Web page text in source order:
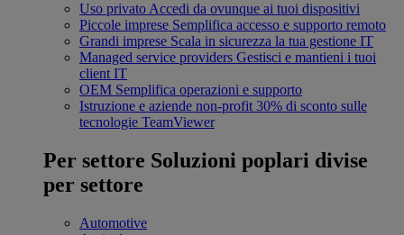
Uso privato Accedi da ovunque ai tuoi dispositivi
Piccole imprese Semplifica accesso e supporto remoto
Grandi imprese Scala in sicurezza la tua gestione IT
Managed service providers Gestisci e mantieni i tuoi
client IT
OEM Semplifica operazioni e supporto
Istruzione e aziende non-profit 30% di sconto sulle
tecnologie TeamViewer
Per settore Soluzioni poplari divise
per settore
Automotive